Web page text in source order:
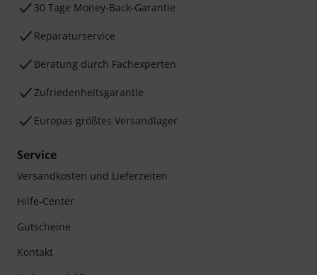
30 Tage Money-Back-Garantie
Reparaturservice
Beratung durch Fachexperten
Zufriedenheitsgarantie
Europas größtes Versandlager
Service
Versandkosten und Lieferzeiten
Hilfe-Center
Gutscheine
Kontakt